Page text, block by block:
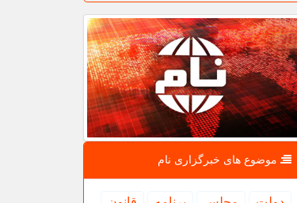
موضوع های خبرگزاری نام